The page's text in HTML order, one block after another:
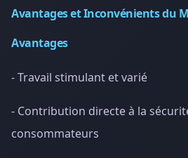
Avantages et Inconvénients du
Avantages
- Travail stimulant et varié
- Contribution directe à la
consommateurs